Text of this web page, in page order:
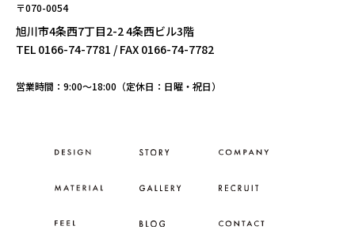
〒070-0054
旭川市4条西7丁目2-2 4条西ビル3階
TEL 0166-74-7781 / FAX 0166-74-7782
営業時間：9:00〜18:00（定休日：日曜・祝日）